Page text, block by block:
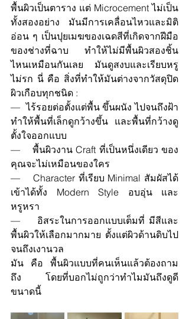
พื้นผิวเป็นตาราง แต่ Microcement ไม่เป็น
ทั้งสองอย่าง มันมีการเคลื่อนไหวและมิติ
อ่อน ๆ เป็นปุยเมฆของเฉดสีที่เกิดจากฝีมือ
ของช่างที่ฉาบ ทำให้ไม่มีพื้นผิวสองชิ้น
ไหนเหมือนกันเลย มันดูสงบและเรียบหรู
ไม่รก นี่ คือ สิ่งที่ทำให้มันต่างจากวัสดุปิด
ผิวเกือบทุกชนิด :
—  ไร้รอยต่อตั้งแต่พื้น ขึ้นผนัง ไปจนถึงฝ้า
ทำให้พื้นที่เล็กดูกว้างขึ้น และพื้นที่กว้างดู
ตั้งใจออกแบบ
—    พื้นผิวงาน Craft ที่เป็นหนึ่งเดียว ของ
คุณจะไม่เหมือนของใคร
—    Character ที่เรียบ Minimal สัมผัสได้
เข้าได้ทั้ง Modern Style อบอุ่น และ
หรูหรา
—    อิสระในการออกแบบเต็มที่ มีสีและ
พื้นผิวให้เลือกมากมาย ตั้งแต่ผิวด้านดิบไป
จนถึงเงานวล
มัน คือ พื้นผิวแบบที่คนเห็นแล้วต้องถาม
ถึง  โดยที่บอกไม่ถูกว่าทำไมมันถึงดูดี
ขนาดนี้